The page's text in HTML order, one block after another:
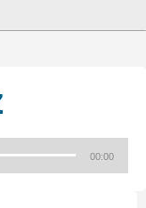
00:00